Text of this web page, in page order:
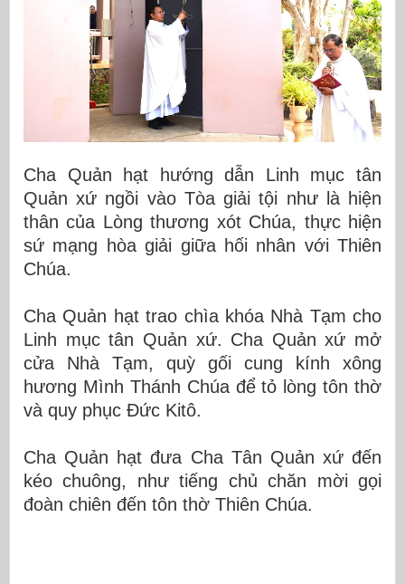
Cha Quản hạt hướng dẫn Linh mục tân
Quản xứ ngồi vào Tòa giải tội như là hiện
thân của Lòng thương xót Chúa, thực hiện
sứ mạng hòa giải giữa hối nhân với Thiên
Chúa.
Cha Quản hạt trao chìa khóa Nhà Tạm cho
Linh mục tân Quản xứ. Cha Quản xứ mở
cửa Nhà Tạm, quỳ gối cung kính xông
hương Mình Thánh Chúa để tỏ lòng tôn thờ
và quy phục Đức Kitô.
Cha Quản hạt đưa Cha Tân Quản xứ đến
kéo chuông, như tiếng chủ chăn mời gọi
đoàn chiên đến tôn thờ Thiên Chúa.